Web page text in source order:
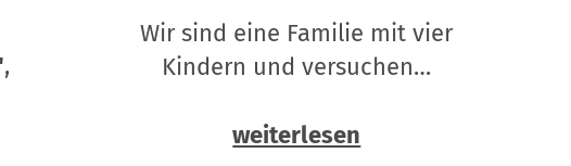
,
Wir sind eine Familie mit vier
Kindern und versuchen…
weiterlesen